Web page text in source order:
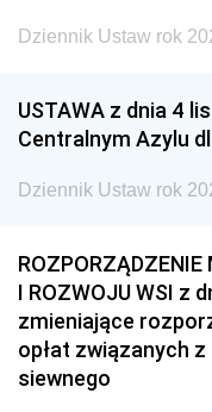
Dziennik Ustaw rok
USTAWA z dnia 4
Centralnym Azylu
Dziennik Ustaw rok
I ROZWOJU WSI z
zmieniające
opłat związanych
siewnego